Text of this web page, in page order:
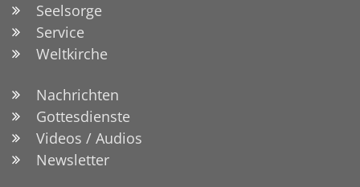
Seelsorge
Service
Weltkirche
Nachrichten
Gottesdienste
Videos / Audios
Newsletter